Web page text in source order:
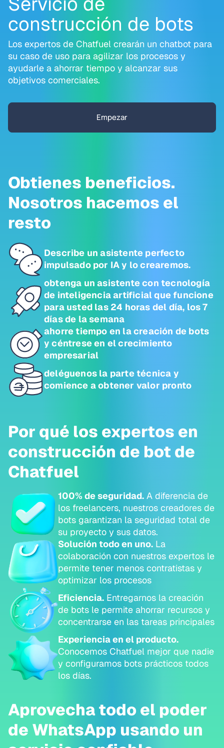
construcción de bots
Los expertos de Chatfuel crearán un chatbot para
su caso de uso para agilizar los procesos y
ayudarle a ahorrar tiempo y alcanzar sus
objetivos comerciales.
Empezar
Obtienes beneficios.
Nosotros hacemos el
resto
Describe un asistente perfecto
impulsado por IA y lo crearemos.
obtenga un asistente con tecnología
de inteligencia artificial que funcione
para usted las 24 horas del día, los 7
días de la semana
ahorre tiempo en la creación de bots
y céntrese en el crecimiento
empresarial
deléguenos la parte técnica y
comience a obtener valor pronto
Por qué los expertos en
construcción de bot de
Chatfuel
100% de seguridad. A diferencia de
los freelancers, nuestros creadores de
bots garantizan la seguridad total de
su proyecto y sus datos.
Solución todo en uno. La
colaboración con nuestros expertos le
permite tener menos contratistas y
optimizar los procesos
Eficiencia. Entregarnos la creación
de bots le permite ahorrar recursos y
concentrarse en las tareas principales
Experiencia en el producto.
Conocemos Chatfuel mejor que nadie
y configuramos bots prácticos todos
los días.
Aprovecha todo el poder
de WhatsApp usando un